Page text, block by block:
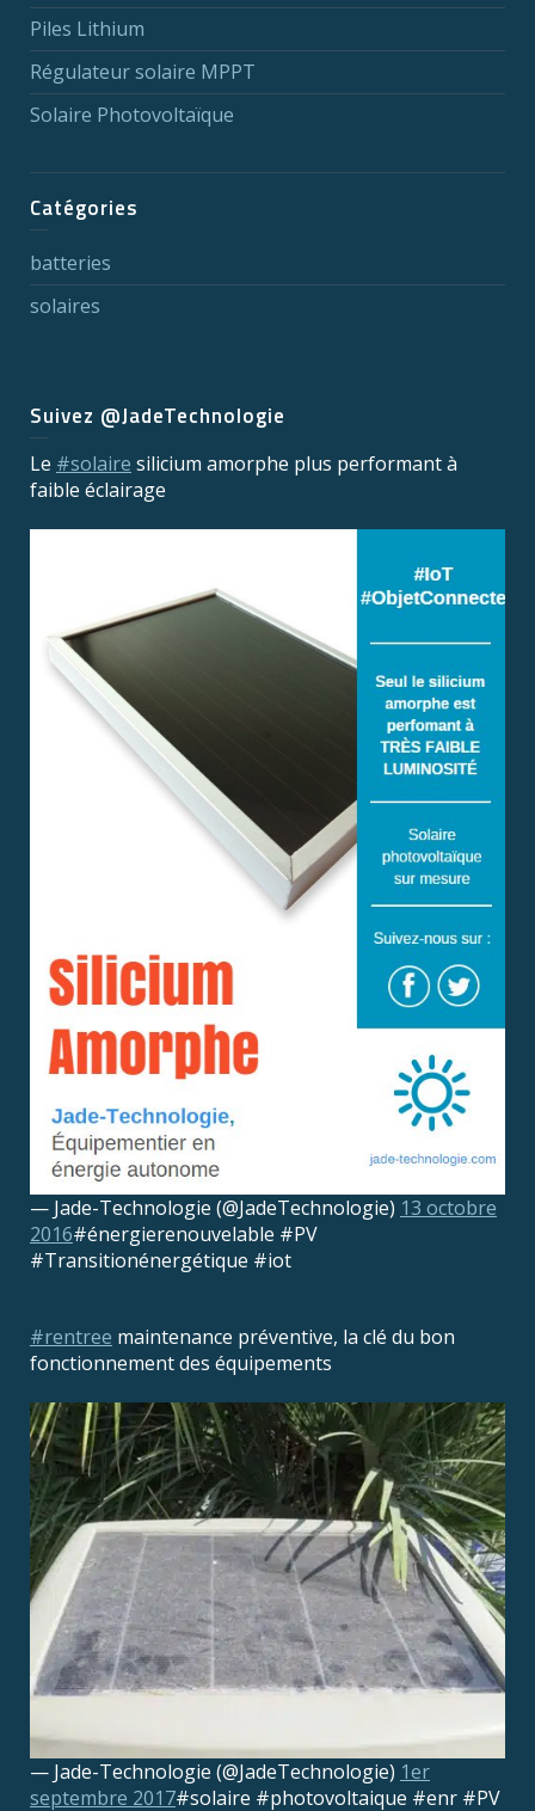
Piles Lithium
Régulateur solaire MPPT
Solaire Photovoltaïque
Catégories
batteries
solaires
Suivez @JadeTechnologie
Le #solaire silicium amorphe plus performant à
faible éclairage
— Jade-Technologie (@JadeTechnologie) 13 octobre
2016#énergierenouvelable #PV
#Transitionénergétique #iot
#rentree maintenance préventive, la clé du bon
fonctionnement des équipements
— Jade-Technologie (@JadeTechnologie) 1er
septembre 2017#solaire #photovoltaique #enr #PV